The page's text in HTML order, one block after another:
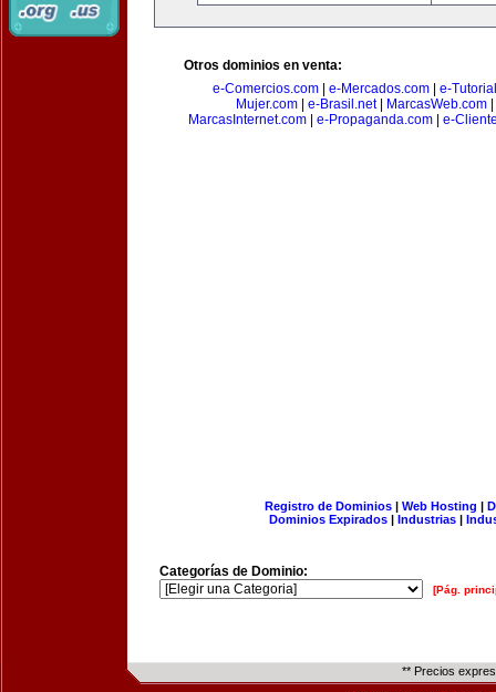
Otros dominios en venta:
e-Comercios.com| e-Mercados.com| e-
Mujer.com
e-Brasil.net| MarcasWeb.com
MarcasInternet.com| e-Propaganda.com| e-
Registro de Dominios| Web Hosting |
Dominios Expirados | Industrias |
Categorías de Dominio:
[Pág.
** Precios